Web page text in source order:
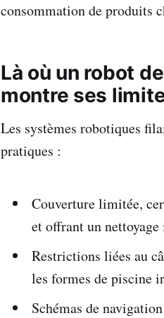
consommation de produits
Là où un robot
montre ses
Les systèmes robotiques
pratiques :
Couverture limitée,
et offrant un
Restrictions liées au
les formes de piscine
Schémas de